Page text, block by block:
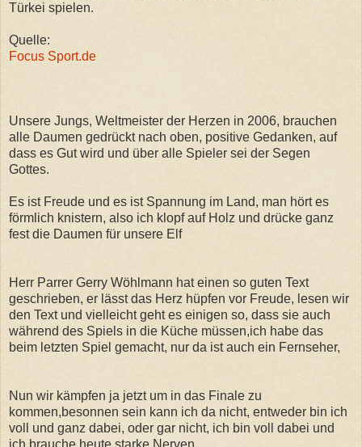
Türkei spielen.
Quelle:
Focus Sport.de
Unsere Jungs, Weltmeister der Herzen in 2006, brauchen
alle Daumen gedrückt nach oben, positive Gedanken, auf
dass es Gut wird und über alle Spieler sei der Segen
Gottes.
Es ist Freude und es ist Spannung im Land, man hört es
förmlich knistern, also ich klopf auf Holz und drücke ganz
fest die Daumen für unsere Elf
Herr Parrer Gerry Wöhlmann hat einen so guten Text
geschrieben, er lässt das Herz hüpfen vor Freude, lesen wir
den Text und vielleicht geht es einigen so, dass sie auch
während des Spiels in die Küche müssen,ich habe das
beim letzten Spiel gemacht, nur da ist auch ein Fernseher,
Nun wir kämpfen ja jetzt um in das Finale zu
kommen,besonnen sein kann ich da nicht, entweder bin ich
voll und ganz dabei, oder gar nicht, ich bin voll dabei und